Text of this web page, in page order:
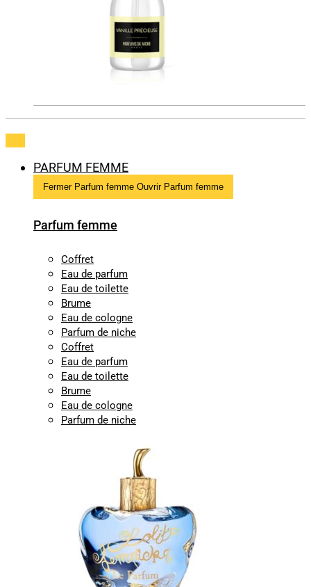
PARFUM FEMME
Fermer Parfum femme Ouvrir Parfum femme
Parfum femme
Coffret
Eau de parfum
Eau de toilette
Brume
Eau de cologne
Parfum de niche
Coffret
Eau de parfum
Eau de toilette
Brume
Eau de cologne
Parfum de niche